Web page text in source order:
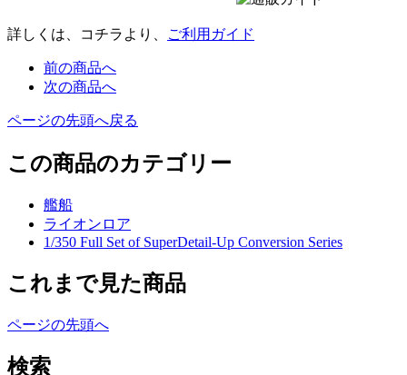
詳しくは、コチラより、 ご利用ガイド
前の商品へ
次の商品へ
ページの先頭へ戻る
この商品のカテゴリー
艦船
ライオンロア
1/350 Full Set of SuperDetail-Up Conversion Series
これまで見た商品
ページの先頭へ
検索